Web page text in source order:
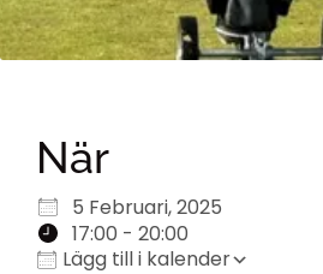
När
5 Februari, 2025
17:00 - 20:00
Lägg till i kalender
Ladda ner ICS